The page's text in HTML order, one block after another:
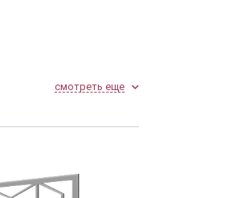
смотреть еще